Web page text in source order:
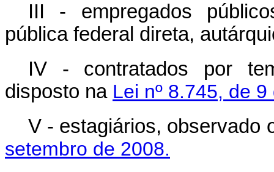
III - empregados
pública federal direta,
IV - contratados por
disposto na Lei nº 8.745, de
V - estagiários, observado
setembro de 2008.